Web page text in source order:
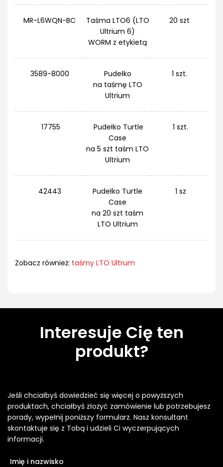
MR-L6WQN-BC
Taśma LTO6 (LTO
Ultrium 6)
WORM z etykietą
20 szt
3589-8000
Pudełko
na taśmę LTO
Ultrium
1 szt.
17755
Pudełko Turtle
Case
na 5 szt taśm LTO
Ultrium
1 szt.
42443
Pudełko Turtle
Case
na 20 szt taśm
LTO Ultrium
1 sz
Zobacz również: taśmy LTO Ultrum
Interesuje Cię ten
produkt?
Jeśli chciałbyś dowiedzieć się więcej o powyższych
produktach, chciałbyś złożyć zamówienie lub potrzebujesz
porady, wypełnij poniższy formularz. Nasz konsultant
skontaktuje się z Tobą i udzieli Ci wyczerpujących
informacji.
Imię i nazwisko